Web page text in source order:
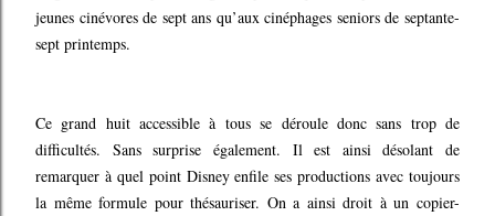
jeunes cinévores de sept ans qu’aux cinéphages seniors de septante-
sept printemps.
Ce grand huit accessible à tous se déroule donc sans trop de
difficultés. Sans surprise également. Il est ainsi désolant de
remarquer à quel point Disney enfile ses productions avec toujours
la même formule pour thésauriser. On a ainsi droit à un copier-